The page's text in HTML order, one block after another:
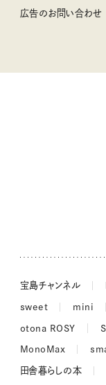
猫と一緒に心地いい
valoさんのかわいい
ノーラのフィンランド
吉田羊さんの着物と
長谷川あかりさん
広告のお問い合わせ
宝島チャンネル
sweet mini
otona ROSY
MonoMax
田舎暮らしの本